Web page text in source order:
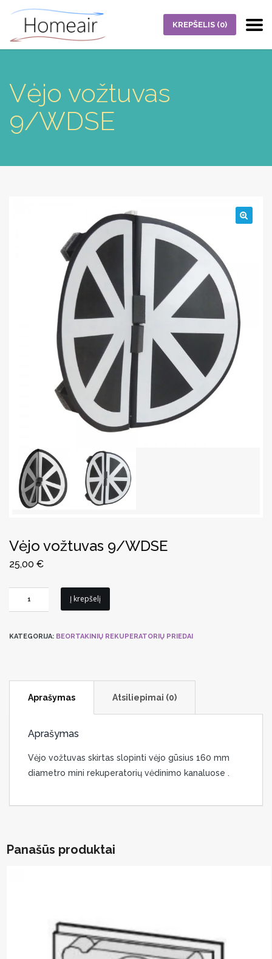
KREPŠELIS (0)
Vėjo vožtuvas
9/WDSE
Vėjo vožtuvas 9/WDSE
25,00 €
kiekis:
vožtuvas
Į krepšelį
KATEGORIJA: BEORTAKINIŲ REKUPERATORIŲ PRIEDAI
Aprašymas Atsiliepimai (0)
Aprašymas
Vėjo vožtuvas skirtas slopinti vėjo gūsius 160 mm
diametro mini rekuperatorių vėdinimo kanaluose .
Panašūs produktai